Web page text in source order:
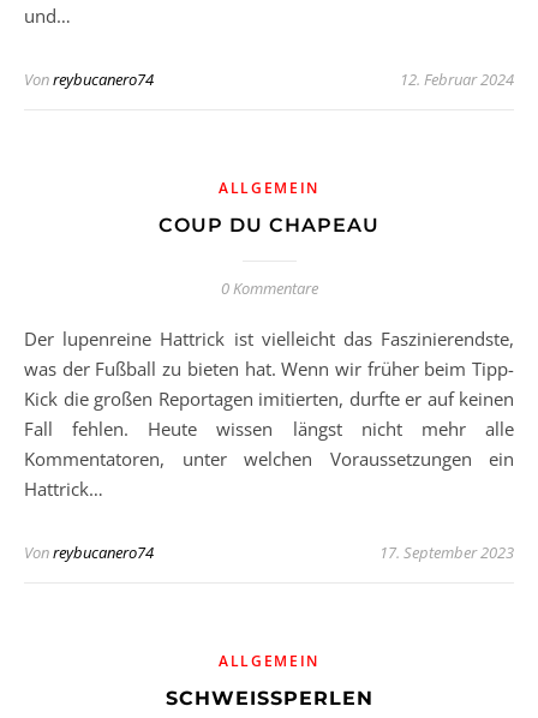
und…
Vonreybucanero74 12. Februar 2024
ALLGEMEIN
COUP DU CHAPEAU
0 Kommentare
Der lupenreine Hattrick ist vielleicht das Faszinierendste,
was der Fußball zu bieten hat. Wenn wir früher beim Tipp-
Kick die großen Reportagen imitierten, durfte er auf keinen
Fall fehlen. Heute wissen längst nicht mehr alle
Kommentatoren, unter welchen Voraussetzungen ein
Hattrick…
Vonreybucanero74 17. September 2023
ALLGEMEIN
SCHWEISSPERLEN